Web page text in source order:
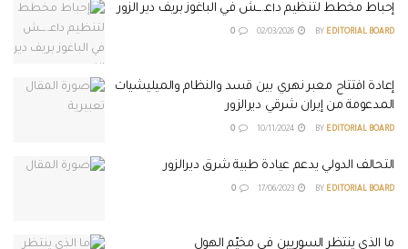
إحباط مخطط لتنظيم د١عـ.ـــش في الباغوز بريف دير الزور
BY EDITORIAL BOARD
إعادة افتتاح معبر نهري بين قسد والنظام والميليشيات
المدعومة من إيران شرقي ديرالزور
BY EDITORIAL BOARD
التحالف الدولي يدعم عيادة طبية شرق ديرالزور
BY EDITORIAL BOARD
ما الذي ينتظر السوريين في مخيّم الهول